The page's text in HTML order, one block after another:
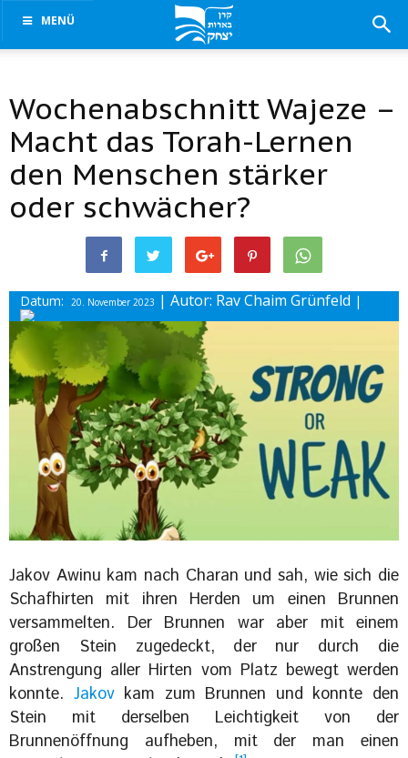
MENÜ
Wochenabschnitt Wajeze –
Macht das Torah-Lernen
den Menschen stärker
oder schwächer?
Datum: 20. November 2023 | Autor: Rav Chaim Grünfeld |
Jakov Awinu kam nach Charan und sah, wie sich die
Schafhirten mit ihren Herden um einen Brunnen
versammelten. Der Brunnen war aber mit einem
großen Stein zugedeckt, der nur durch die
Anstrengung aller Hirten vom Platz bewegt werden
konnte. Jakovkam zum Brunnen und konnte den
Stein mit derselben Leichtigkeit von der
Brunnenöffnung aufheben, mit der man einen